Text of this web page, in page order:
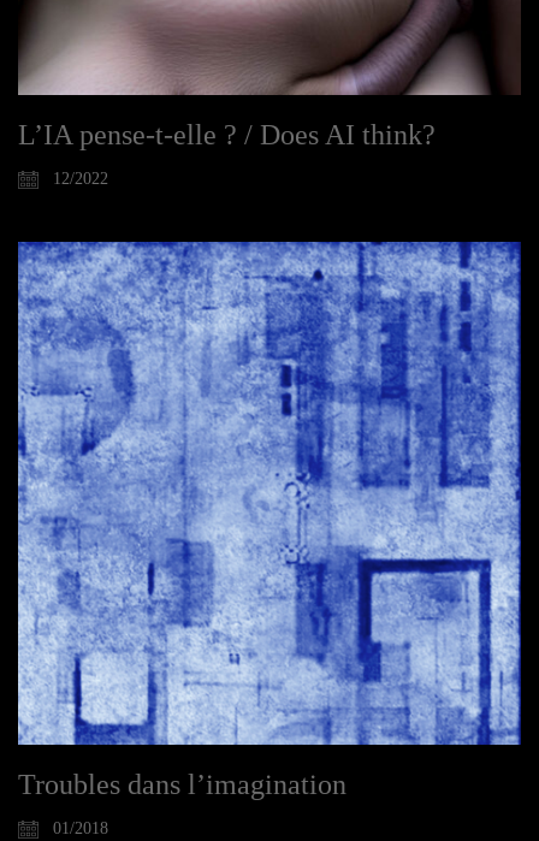
L’IA pense-t-elle ? / Does AI think?
12/2022
Troubles dans l’imagination
01/2018